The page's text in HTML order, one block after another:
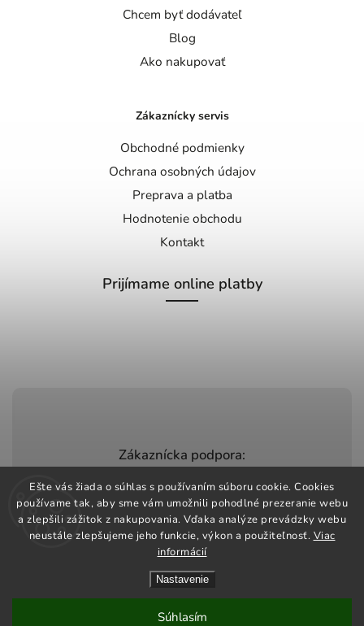
Ešte vás žiada o súhlas s používaním súboru cookie. Cookies
používame tak, aby sme vám umožnili pohodlné prezeranie webu
a zlepšili zážitok z nakupovania. Vďaka analýze prevádzky webu
neustále zlepšujeme jeho funkcie, výkon a použiteľnosť. Viac
informácií
Nastavenie
Súhlasím
Zákaznícka podpora:
+420 603 248 457
info@jeztomarket.cz
Chcem byť dodávateľ
Blog
Ako nakupovať
Zákaznícky servis
Obchodné podmienky
Ochrana osobných údajov
Preprava a platba
Hodnotenie obchodu
Kontakt
Prijímame online platby
Shoptet | Design